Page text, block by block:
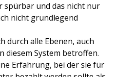
spürbar und das nicht nur
nicht grundlegend
durch alle Ebenen, auch
diesem System betroffen.
Erfahrung, bei der sie für